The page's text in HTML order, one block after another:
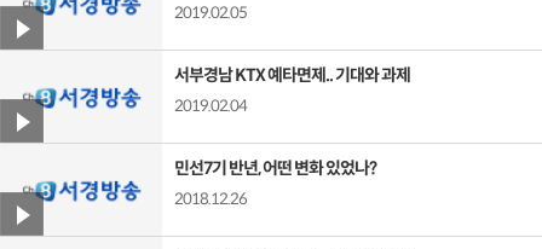
2019.02.05
서부경남 KTX 예타면제.. 기대와 과제
2019.02.04
민선7기 반년, 어떤 변화 있었나?
2018.12.26